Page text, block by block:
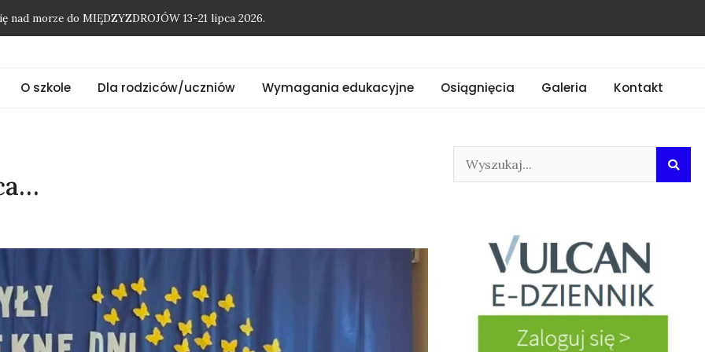
O szkole Dla rodziców/uczniów Wymagania edukacyjne Osiągnięcia Galeria Kontakt